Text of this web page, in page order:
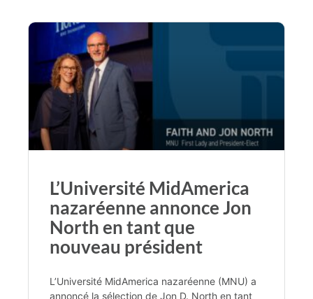
L’Université MidAmerica
nazaréenne annonce Jon
North en tant que
nouveau président
L’Université MidAmerica nazaréenne (MNU) a
annoncé la sélection de Jon D. North en tant